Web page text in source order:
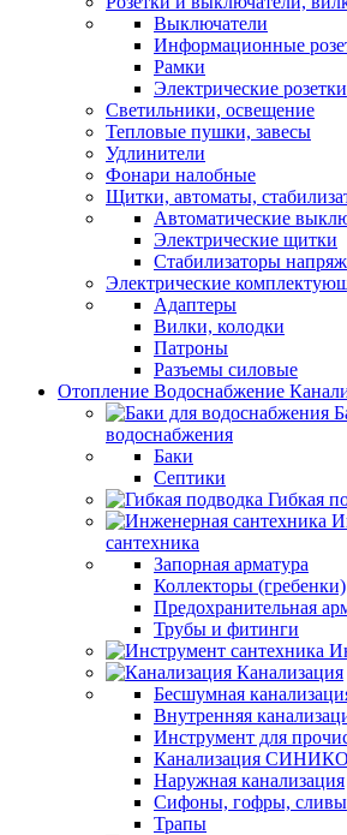
Выключатели
Информационные
Рамки
Электрические розетки
Светильники, освещение
Тепловые пушки, завесы
Удлинители
Фонари налобные
Щитки, автоматы,
Автоматические
Электрические щитки
Стабилизаторы
Электрические
Адаптеры
Вилки, колодки
Патроны
Разъемы силовые
Отопление Водоснабжение
водоснабжения
Баки
Септики
Гибкая
сантехника
Запорная арматура
Коллекторы (гребенки)
Предохранительная
Трубы и фитинги
Канализация
Бесшумная
Внутренняя
Инструмент для
Канализация
Наружная канализация
Сифоны, гофры, сливы
Трапы